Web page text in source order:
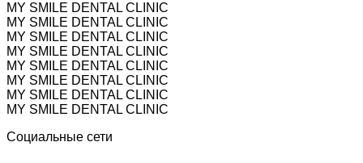
MY SMILE DENTAL CLINIC
MY SMILE DENTAL CLINIC
MY SMILE DENTAL CLINIC
MY SMILE DENTAL CLINIC
MY SMILE DENTAL CLINIC
MY SMILE DENTAL CLINIC
MY SMILE DENTAL CLINIC
MY SMILE DENTAL CLINIC
Социальные сети